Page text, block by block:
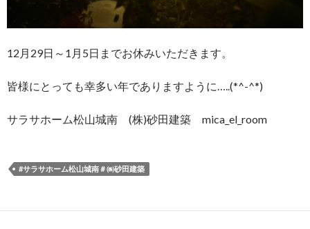
12月29日～1月5日までお休みいただきます。
皆様にとっても幸多い年でありますように…..(*^-^*)
サラサホーム松山城南 (株)砂田建築 mica_el_room
#サラサホーム松山城南＃㈱砂田建築